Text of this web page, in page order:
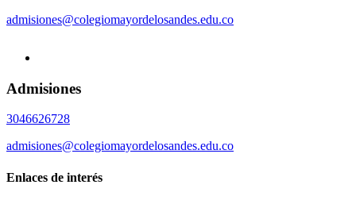
admisiones@colegiomayordelosandes.edu.co
Admisiones
3046626728
admisiones@colegiomayordelosandes.edu.co
Enlaces de interés